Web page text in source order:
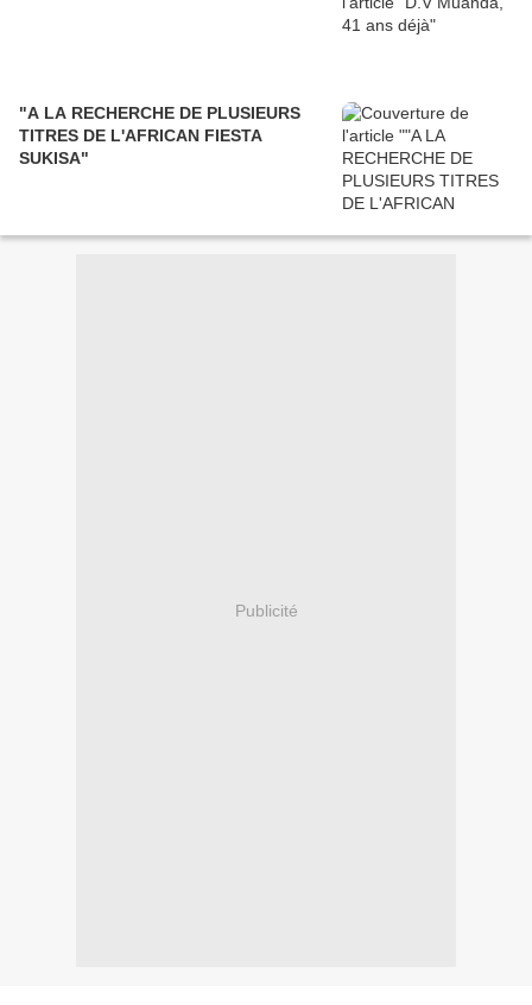
"A LA RECHERCHE DE PLUSIEURS
TITRES DE L'AFRICAN FIESTA
SUKISA"
Publicité